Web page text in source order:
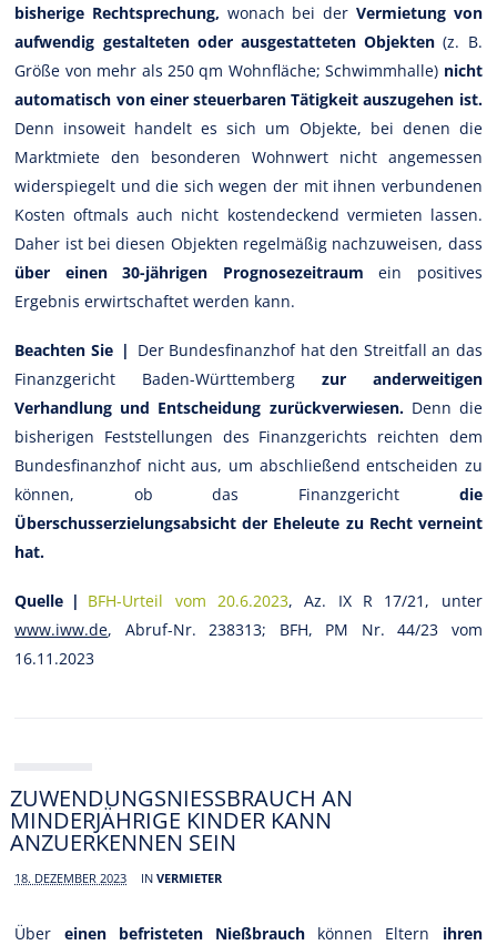
bisherige Rechtsprechung, wonach bei der Vermietung von
aufwendig gestalteten oder ausgestatteten Objekten(z. B.
Größe von mehr als 250 qm Wohnfläche; Schwimmhalle) nicht
automatisch von einer steuerbaren Tätigkeit auszugehen ist.
Denn insoweit handelt es sich um Objekte, bei denen die
Marktmiete den besonderen Wohnwert nicht angemessen
widerspiegelt und die sich wegen der mit ihnen verbundenen
Kosten oftmals auch nicht kostendeckend vermieten lassen.
Daher ist bei diesen Objekten regelmäßig nachzuweisen, dass
über einen 30-jährigen Prognosezeitraumein positives
Ergebnis erwirtschaftet werden kann.
Beachten Sie | Der Bundesfinanzhof hat den Streitfall an das
Finanzgericht Baden-Württemberg zur anderweitigen
Verhandlung und Entscheidung zurückverwiesen. Denn die
bisherigen Feststellungen des Finanzgerichts reichten dem
Bundesfinanzhof nicht aus, um abschließend entscheiden zu
können, ob das Finanzgericht die
Überschusserzielungsabsicht der Eheleute zu Recht verneint
hat.
Quelle | BFH-Urteil vom 20.6.2023, Az. IX R 17/21, unter
www.iww.de, Abruf-Nr. 238313; BFH, PM Nr. 44/23 vom
16.11.2023
ZUWENDUNGSNIESSBRAUCH AN M
INDERJÄHRIGE KINDER KANN A
NZUERKENNEN SEIN
18. DEZEMBER 2023 INVERMIETER
Über einen befristeten Nießbrauch können Eltern ihren